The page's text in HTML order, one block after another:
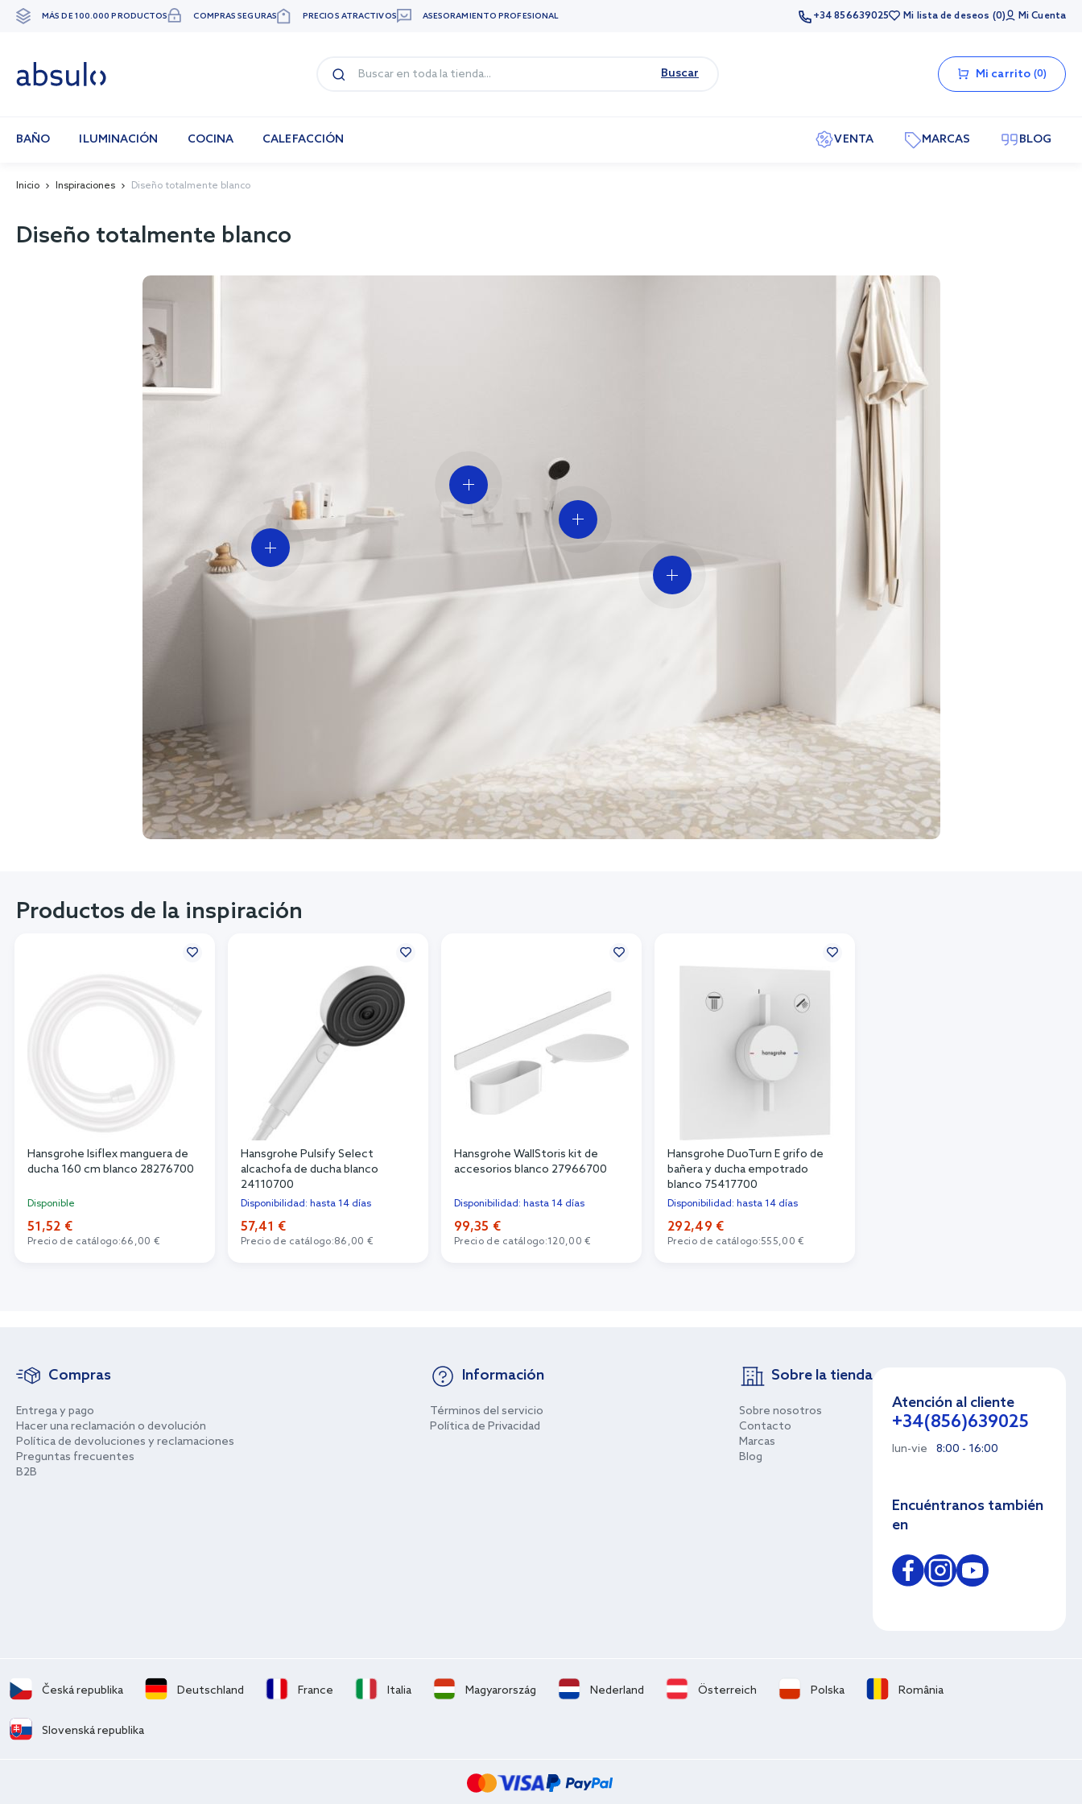
Ir
MÁS DE 100.000 PRODUCTOS COMPRAS SEGURAS PRECIOS ATRACTIVOS ASESORAMIENTO PROFESIONAL +34 856639025 Mi lista de deseos 0 Mi Cuenta
Buscar Mi carrito 0
BAÑO ILUMINACIÓN COCINA CALEFACCIÓN VENTA MARCAS BLOG
Inicio Inspiraciones Diseño totalmente blanco
Diseño totalmente blanco
Productos de la inspiración
Hansgrohe Isiflex manguera de
ducha 160 cm blanco 28276700
Disponible
51,52 €
Precio de catálogo:66,00 €
Hansgrohe Pulsify Select
alcachofa de ducha blanco
24110700
Disponibilidad: hasta 14 días
57,41 €
Precio de catálogo:86,00 €
Hansgrohe WallStoris kit de
accesorios blanco 27966700
Disponibilidad: hasta 14 días
99,35 €
Precio de catálogo:120,00 €
Hansgrohe DuoTurn E grifo de
bañera y ducha empotrado
blanco 75417700
Disponibilidad: hasta 14 días
292,49 €
Precio de catálogo:555,00 €
Compras
Entrega y pago
Hacer una reclamación o devolución
Política de devoluciones y reclamaciones
Preguntas frecuentes
B2B
Información
Términos del servicio
Política de Privacidad
Sobre la tienda
Sobre nosotros
Contacto
Marcas
Blog
Atención al cliente
+34(856)639025
lun-vie 8:00 - 16:00
Encuéntranos también
en
Česká republika Deutschland France Italia Magyarország Nederland Österreich Polska România
Slovenská republika